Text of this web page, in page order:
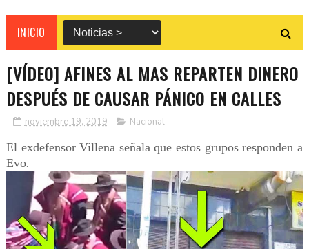
INICIO
[VÍDEO] AFINES AL MAS REPARTEN DINERO
DESPUÉS DE CAUSAR PÁNICO EN CALLES
noviembre 19, 2019 Nacional
El exdefensor Villena señala que estos grupos responden a
Evo.